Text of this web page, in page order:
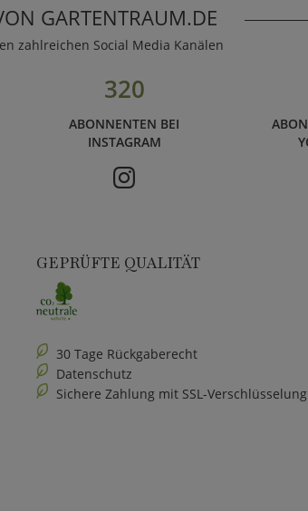
GARTENTRAUM.DE
zahlreichen Social Media Kanälen
320
ABONNENTEN BEI
INSTAGRAM
GEPRÜFTE QUALITÄT
30 Tage Rückgaberecht
Datenschutz
Sichere Zahlung mit SSL-Verschlüsselung